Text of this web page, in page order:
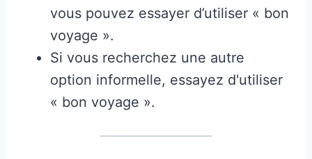
vous pouvez essayer d’utiliser « bon
voyage ».
Si vous recherchez une autre
option informelle, essayez d'utiliser
« bon voyage ».